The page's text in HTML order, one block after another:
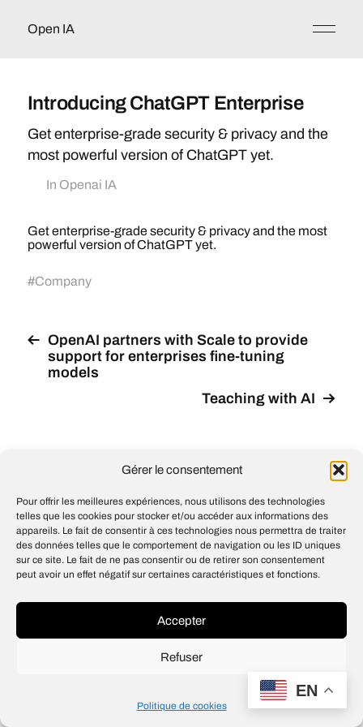
Gérer le consentement
Pour offrir les meilleures expériences, nous utilisons des technologies
telles que les cookies pour stocker et/ou accéder aux informations des
appareils. Le fait de consentir à ces technologies nous permettra de traiter
des données telles que le comportement de navigation ou les ID uniques
sur ce site. Le fait de ne pas consentir ou de retirer son consentement
peut avoir un effet négatif sur certaines caractéristiques et fonctions.
Accepter
Refuser
Politique de cookies
Open IA
Introducing ChatGPT Enterprise
Get enterprise-grade security & privacy and the
most powerful version of ChatGPT yet.
In Openai IA
Get enterprise-grade security & privacy and the most
powerful version of ChatGPT yet.
#Company
OpenAI partners with Scale to provide
support for enterprises fine-tuning
models
Teaching with AI
DesignJean-Louis Maso
EN